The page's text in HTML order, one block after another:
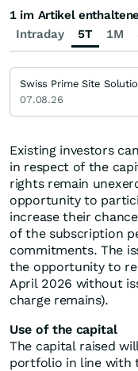
Existing investors
in respect of the
rights remain
opportunity to
increase their
of the subscription
commitments. The
the opportunity to
April 2026 without
charge remains).
Use of the capital
The capital raised
portfolio in line with
Intraday 5T 1M
1 im Artikel
07.08.26